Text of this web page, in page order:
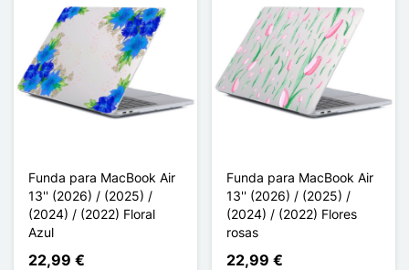
Funda para MacBook Air
13'' (2026) / (2025) /
(2024) / (2022) Floral
Azul
22,99 €
Funda para MacBook Air
13'' (2026) / (2025) /
(2024) / (2022) Flores
rosas
22,99 €